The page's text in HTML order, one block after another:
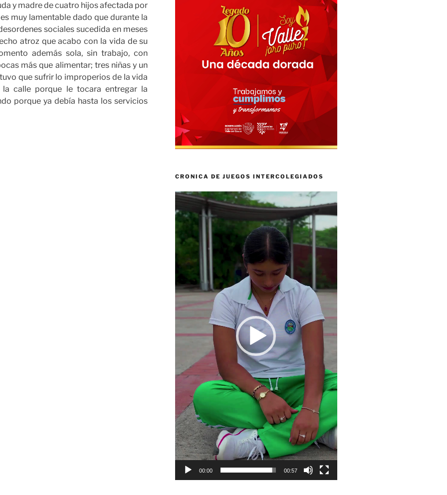
y madre de cuatro hijos afectada por
muy lamentable dado que durante la
sociales sucedida en meses
atroz que acabo con la vida de su
además sola, sin trabajo, con
más que alimentar; tres niñas y un
que sufrir lo improperios de la vida
calle porque le tocara entregar la
porque ya debía hasta los servicios
CRONICA DE JUEGOS INTERCOLEGIADOS
Reproductor
vídeo
00:00 00:57